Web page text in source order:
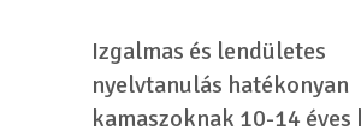
Izgalmas és lendületes
nyelvtanulás hatékonyan
kamaszoknak 10-14